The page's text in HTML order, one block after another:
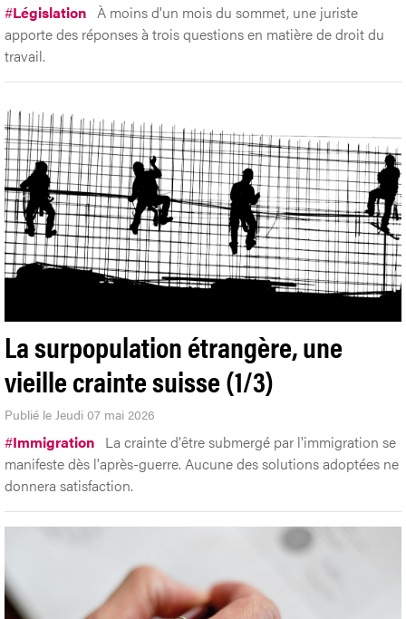
#Législation À moins d'un mois du sommet, une juriste
apporte des réponses à trois questions en matière de droit du
travail.
La surpopulation étrangère, une
vieille crainte suisse (1/3)
Publié le Jeudi 07 mai 2026
#Immigration La crainte d'être submergé par l'immigration se
manifeste dès l'après-guerre. Aucune des solutions adoptées ne
donnera satisfaction.